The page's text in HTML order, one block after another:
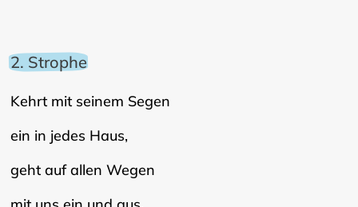
2. Strophe
Kehrt mit seinem Segen
ein in jedes Haus,
geht auf allen Wegen